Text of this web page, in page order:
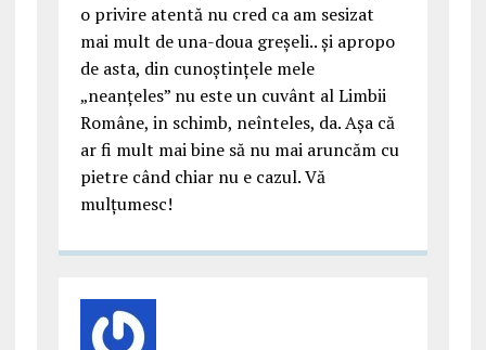
o privire atentă nu cred ca am sesizat
mai mult de una-doua greşeli.. şi apropo
de asta, din cunoştințele mele
„neanțeles” nu este un cuvânt al Limbii
Române, in schimb, neînteles, da. Aşa că
ar fi mult mai bine să nu mai aruncăm cu
pietre când chiar nu e cazul. Vă
mulțumesc!